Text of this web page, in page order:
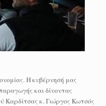
Η κυβέρνησή μας
και δίνοντας
Καρδίτσας κ. Γιώργος Κωτσός